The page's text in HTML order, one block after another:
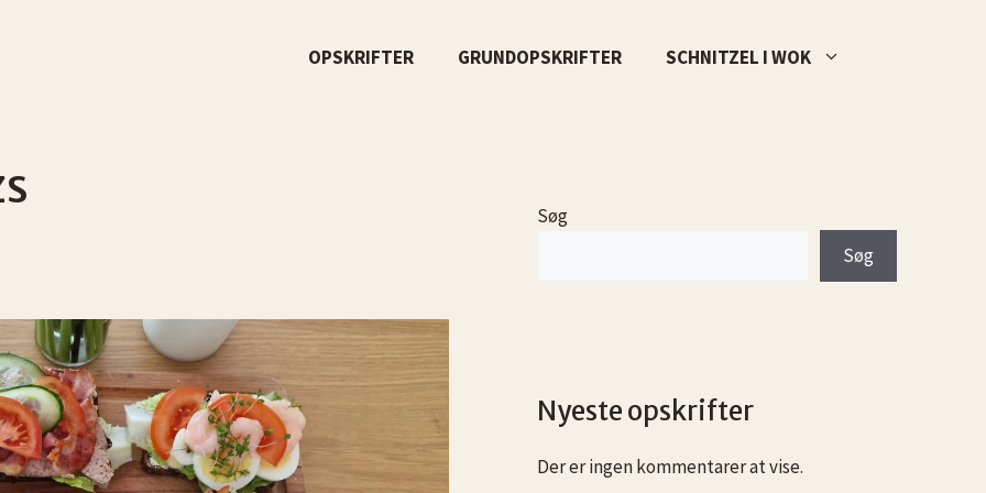
OPSKRIFTER GRUNDOPSKRIFTER SCHNITZEL I WOK
Søg
Søg
Nyeste opskrifter
Der er ingen kommentarer at vise.